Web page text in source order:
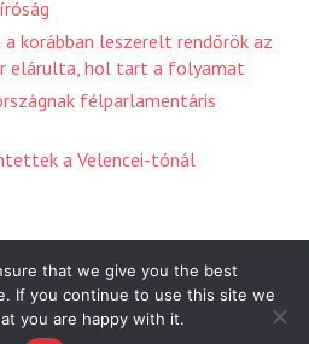
korábban leszerelt rendőrök az
elárulta, hol tart a folyamat
félparlamentáris
a Velencei-tónál
that we give you the best
If you continue to use this site we
you are happy with it.